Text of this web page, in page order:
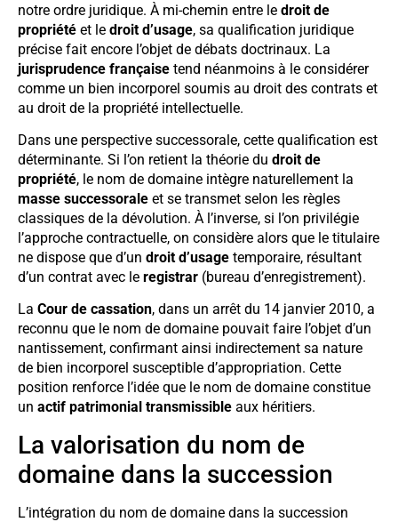
notre ordre juridique. À mi-chemin entre le droit de
propriété et le droit d’usage, sa qualification juridique
précise fait encore l’objet de débats doctrinaux. La
jurisprudence française tend néanmoins à le considérer
comme un bien incorporel soumis au droit des contrats et
au droit de la propriété intellectuelle.
Dans une perspective successorale, cette qualification est
déterminante. Si l’on retient la théorie du droit de
propriété, le nom de domaine intègre naturellement la
masse successorale et se transmet selon les règles
classiques de la dévolution. À l’inverse, si l’on privilégie
l’approche contractuelle, on considère alors que le titulaire
ne dispose que d’un droit d’usage temporaire, résultant
d’un contrat avec le registrar (bureau d’enregistrement).
La Cour de cassation, dans un arrêt du 14 janvier 2010, a
reconnu que le nom de domaine pouvait faire l’objet d’un
nantissement, confirmant ainsi indirectement sa nature
de bien incorporel susceptible d’appropriation. Cette
position renforce l’idée que le nom de domaine constitue
un actif patrimonial transmissible aux héritiers.
La valorisation du nom de
domaine dans la succession
L’intégration du nom de domaine dans la succession